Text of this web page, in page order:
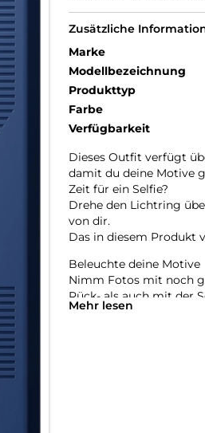
Zusätzliche
Marke
Modellbezeichnung
Produkttyp
Farbe
Verfügbarkeit
Dieses Outfit verfügt
damit du deine Motive
Zeit für ein Selfie?
Drehe den Lichtring
von dir.
Das in diesem Produkt
Beleuchte deine Motive
Nimm Fotos mit noch
Rück- als auch mit der
Mehr lesen